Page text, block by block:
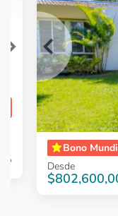
Ver
5
Item
​Bono
Desde